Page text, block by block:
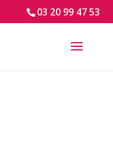
03 20 99 47 53